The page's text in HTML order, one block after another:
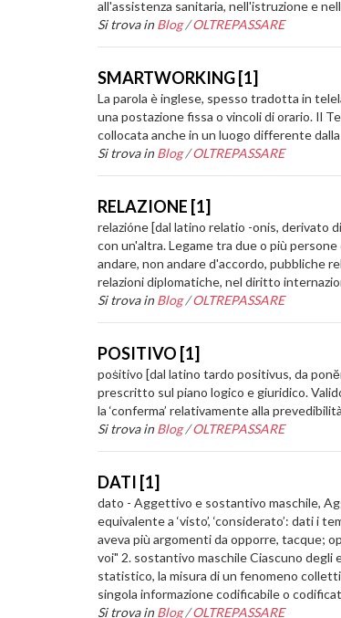
all'assistenza sanitaria, nell'istruzione e
Si trova in Blog /OLTREPASSARE
SMARTWORKING [1]
La parola è inglese, spesso tradotta in
una postazione fissa o vincoli di orario. Il
collocata anche in un luogo differente
Si trova in Blog /OLTREPASSARE
RELAZIONE [1]
relazióne [dal latino relatio -onis, derivato
con un'altra. Legame tra due o più
andare, non andare d'accordo, pubbliche
relazioni diplomatiche, nel diritto
Si trova in Blog /OLTREPASSARE
POSITIVO [1]
poṡitivo [dal latino tardo positivus, da
prescritto sul piano logico e giuridico.
la ‘conferma’ relativamente alla
Si trova in Blog /OLTREPASSARE
DATI [1]
dato - Aggettivo e sostantivo maschile,
equivalente a ‘visto’, ‘considerato’: dati i
aveva più argomenti da opporre, tacque;
voi" 2. sostantivo maschile Ciascuno
statistico, la misura di un fenomeno
singola informazione codificabile o
Si trova in Blog /OLTREPASSARE